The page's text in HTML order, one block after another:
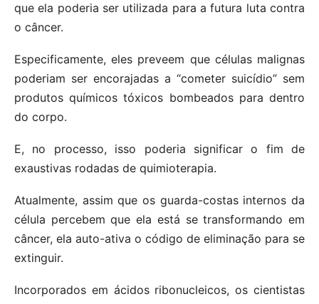
que ela poderia ser utilizada para a futura luta contra
o câncer.
Especificamente, eles preveem que células malignas
poderiam ser encorajadas a “cometer suicídio” sem
produtos químicos tóxicos bombeados para dentro
do corpo.
E, no processo, isso poderia significar o fim de
exaustivas rodadas de quimioterapia.
Atualmente, assim que os guarda-costas internos da
célula percebem que ela está se transformando em
câncer, ela auto-ativa o código de eliminação para se
extinguir.
Incorporados em ácidos ribonucleicos, os cientistas